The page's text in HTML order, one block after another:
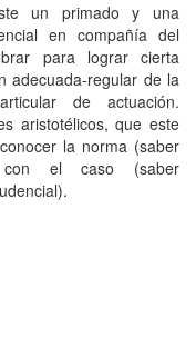
un primado y una
en compañía del
para lograr cierta
adecuada-regular de la
de actuación.
aristotélicos, que este
la norma (saber
con el caso (saber